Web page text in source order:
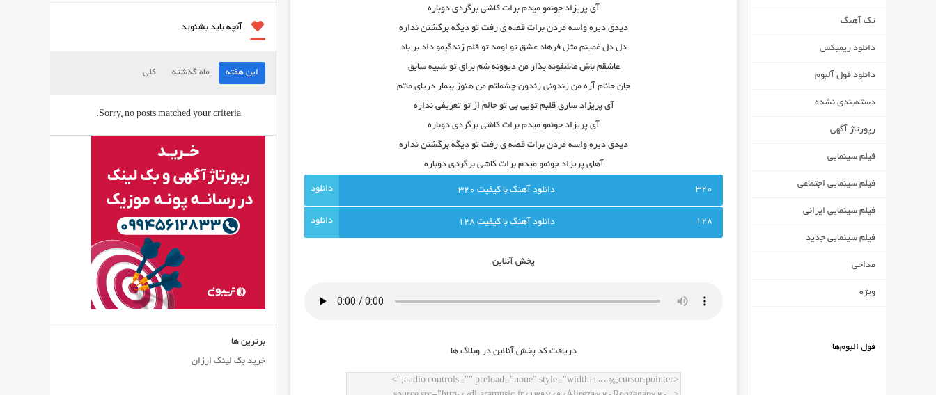
آی پر یزاد جونمو میدم برات کاشی برگردی دوباره
دیدی دیره واسه مردن برات قصه ی رفت تو دیگه برگشتن نداره
دل دل غمینم مثل فرهاد عشق تو اومد تو قلم زندگیمو داد بر باد
عاشقم باش عاشقونه بذار من دیوونه شم برای تو شبیه سابق
جان جانام آره من زندونی زندون چشماتم من هنوز بیمار دریای ماتم
آی پریزاد سارق قلبم تویی بی تو حالم از تو تعریفی نداره
آی پریزاد جونمو میدم برات کاشی برگردی دوباره
دیدی دیره واسه مردن برات قصه ی رفت تو دیگه برگشتن نداره
آهای پریزاد جونمو میدم برات کاشی برگردی دوباره
320 دانلود آهنگ با کيفيت 320
128 دانلود آهنگ با کيفيت 128
پخش آنلاين
دريافت کد پخش آنلاين در وبلاگ ها
تک آهنگ
دانلود ریمیکس
دانلود فول آلبوم
دسته‌بندی نشده
رپورتاژ آگهی
فیلم سینمایی
فیلم سینمایی اجتماعی
فیلم سینمایی ایرانی
فیلم سینمایی جدید
مداحی
ویژه
فول البوم‌ها
آنچه باید بشنوید
این هفته ماه گذشته کلی
Sorry, no posts matched your criteria.
برترین ها
خرید بک لینک ارزان